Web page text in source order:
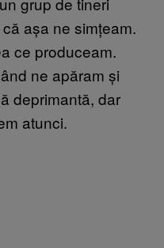
așa ne simțeam.
ce produceam.
ne apăram și
deprimantă, dar
atunci.